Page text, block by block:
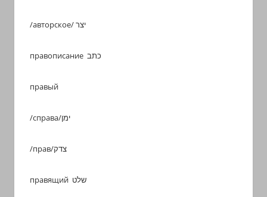
/авторское/ יצר
правописание כתב
правый
/справа/ימן
/прав/צדק
правящий שלט